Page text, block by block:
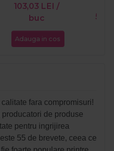
103,03 LEI /
buc
Adauga in cos
fara compromisuri!
de produse
pentru ingrijirea
55 de brevete, ceea ce